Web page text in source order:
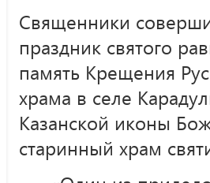
Священники
праздник святого
память Крещения
храма в селе
Казанской иконы
старинный храм